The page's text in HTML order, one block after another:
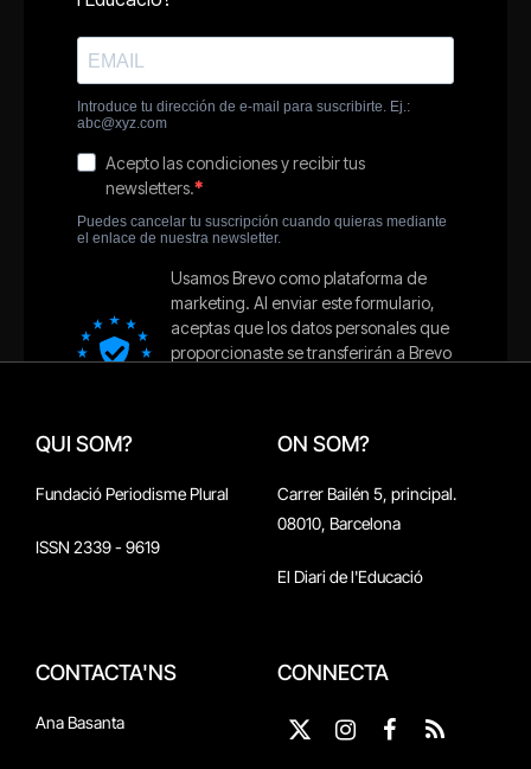
QUI SOM?
Fundació Periodisme Plural
ISSN 2339 - 9619
ON SOM?
Carrer Bailén 5, principal.
08010, Barcelona
El Diari de l'Educació
CONTACTA'NS
Ana Basanta
CONNECTA
X
Instagram
Facebook
RSS